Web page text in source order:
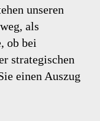
unseren
als
ob bei
strategischen
einen Auszug